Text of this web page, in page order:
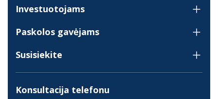
Investuotojams
Paskolos gavėjams
Susisiekite
Konsultacija telefonu